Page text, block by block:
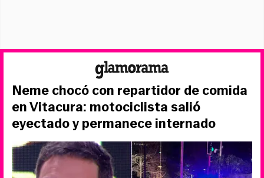
Neme chocó con repartidor de comida
en Vitacura: motociclista salió
eyectado y permanece internado